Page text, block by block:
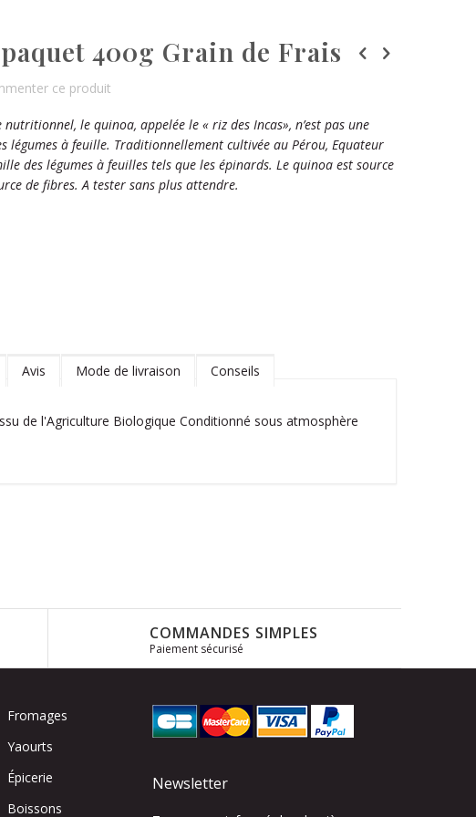
400g Grain de Frais
ce produit
le quinoa, appelée le « riz des Incas», n’est pas une
légumes à feuille. Traditionnellement cultivée au Pérou, Equateur
des légumes à feuilles tels que les épinards. Le quinoa est source
de fibres. A tester sans plus attendre.
de l'Agriculture Biologique Conditionné sous atmosphère
Avis Mode de livraison Conseils
COMMANDES SIMPLES
Paiement sécurisé
Fromages
Yaourts
Épicerie
Boissons
Newsletter